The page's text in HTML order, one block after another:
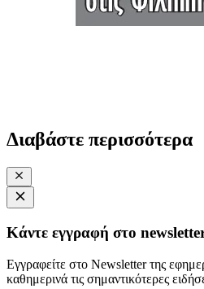
Διαβάστε περισσότερα
Κάντε εγγραφή στο
Εγγραφείτε στο Newsletter της
καθημερινά τις σημαντικότερες